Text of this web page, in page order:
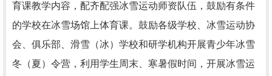
育课教学内容，配齐配强冰雪运动师资队伍，鼓励有条件
的学校在冰雪场馆上体育课。鼓励各级学校、冰雪运动协
会、俱乐部、滑雪（冰）学校和研学机构开展青少年冰雪
冬（夏）令营，利用学生周末、寒暑假时间，开展冰雪运